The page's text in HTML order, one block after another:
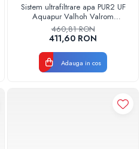
Sistem ultrafiltrare apa PUR2 UF
Aquapur Valhoh Valrom
AQUA04220411020
460,81 RON
411,60 RON
Adauga in cos